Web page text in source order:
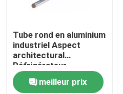
Tube rond en aluminium
industriel Aspect
architectural
Réfrigérateur
meilleur prix